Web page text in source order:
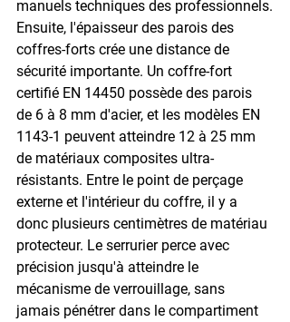
manuels techniques des professionnels.
Ensuite, l'épaisseur des parois des
coffres-forts crée une distance de
sécurité importante. Un coffre-fort
certifié EN 14450 possède des parois
de 6 à 8 mm d'acier, et les modèles EN
1143-1 peuvent atteindre 12 à 25 mm
de matériaux composites ultra-
résistants. Entre le point de perçage
externe et l'intérieur du coffre, il y a
donc plusieurs centimètres de matériau
protecteur. Le serrurier perce avec
précision jusqu'à atteindre le
mécanisme de verrouillage, sans
jamais pénétrer dans le compartiment